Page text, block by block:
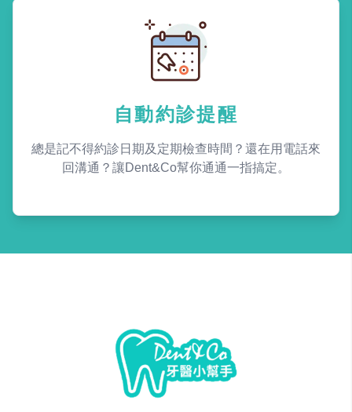
自動約診提醒
總是記不得約診日期及定期檢查時間？還在用電話來
回溝通？讓Dent&Co幫你通通一指搞定。